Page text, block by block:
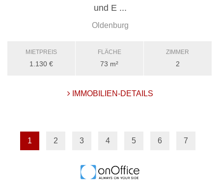
und E ...
Oldenburg
MIETPREIS
1.130 €
FLÄCHE
73 m²
ZIMMER
2
IMMOBILIEN-DETAILS
1 2 3 4 5 6 7